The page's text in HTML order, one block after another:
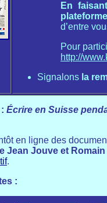
En
d’entre
Pour
http://
Signalons la
Écrire en Suisse
en ligne des
Jean Jouve et
.
: